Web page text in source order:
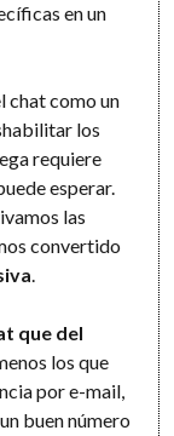
en un
chat como un
los
requiere
esperar.
las
convertido
.
que del
los que
por e-mail,
buen número